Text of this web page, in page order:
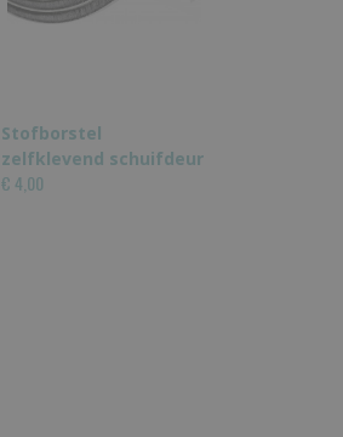
Stofborstel
zelfklevend schuifdeur
€ 4,00